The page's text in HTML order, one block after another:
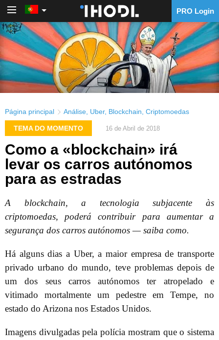
PRO Login
Página principal Análise Uber, Blockchain Criptomoedas
TEMA DO MOMENTO 16 de Abril de 2018
Como a «blockchain» irá
levar os carros autónomos
para as estradas
A blockchain, a tecnologia subjacente às
criptomoedas, poderá contribuir para aumentar a
segurança dos carros autónomos — saiba como.
Há alguns dias a Uber, a maior empresa de transporte
privado urbano do mundo, teve problemas depois de
um dos seus carros autónomos ter atropelado e
vitimado mortalmente um pedestre em Tempe, no
estado do Arizona nos Estados Unidos.
Imagens divulgadas pela polícia mostram que o sistema